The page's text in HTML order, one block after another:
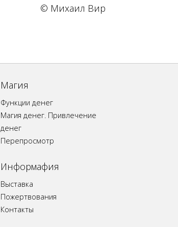
© Михаил Вир
Магия
Функции денег
Магия денег. Привлечение
денег
Перепросмотр
Информафия
Выставка
Пожертвования
Контакты